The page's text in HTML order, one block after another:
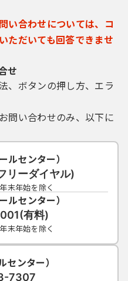
理
を利用して申請・届
必要とするものが
な手続について
して、申請・届出
申請するものとし
る場合、利用環境の
トール及びそれら
の責任と費用にお
において電子証明書
、漏えいの可能性
を発行した認証局
、交付を受けた市
に必要な手続を行
者の電子証明書によ
い合わせについては、コ
ただいても回答できませ
せ
、ボタンの押し方、エラ
問い合わせのみ、以下に
ルセンター）
ーダイヤル)
末年始を除く
ルセンター）
有料)
末年始を除く
センター）
7307